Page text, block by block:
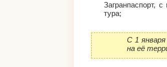
Загранпаспорт,
тура;
С 1 января
на её